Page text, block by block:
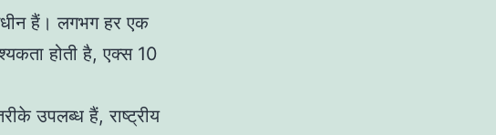
हैं। लगभग हर एक
होती है, एक्स 10
उपलब्ध हैं, राष्ट्रीय